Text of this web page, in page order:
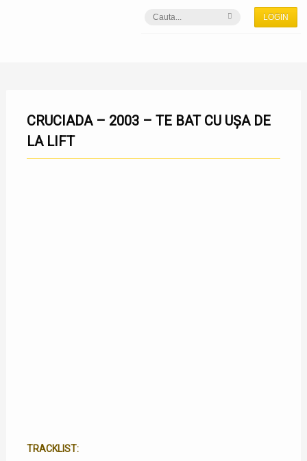
LOGIN
CRUCIADA – 2003 – TE BAT CU UȘA DE
LA LIFT
TRACKLIST: